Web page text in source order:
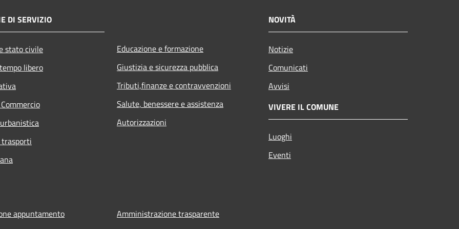
DI SERVIZIO
stato civile
libero
Educazione e formazione
Giustizia e sicurezza pubblica
Tributi,finanze e contravvenzioni
Salute, benessere e assistenza
Autorizzazioni
NOVITÀ
Notizie
Comunicati
Avvisi
VIVERE IL COMUNE
Luoghi
Eventi
appuntamento
Amministrazione trasparente